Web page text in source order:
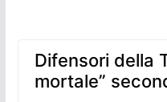
Difensori della
mortale”